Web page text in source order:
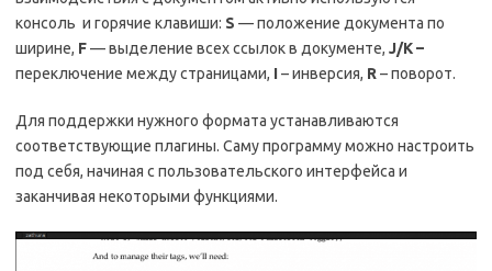
консоль и горячие клавиши: S — положение документа по
ширине, F— выделение всех ссылок в документе, J/K–
переключение между страницами, I– инверсия, R – поворот.
Для поддержки нужного формата устанавливаются
соответствующие плагины. Саму программу можно настроить
под себя, начиная с пользовательского интерфейса и
заканчивая некоторыми функциями.